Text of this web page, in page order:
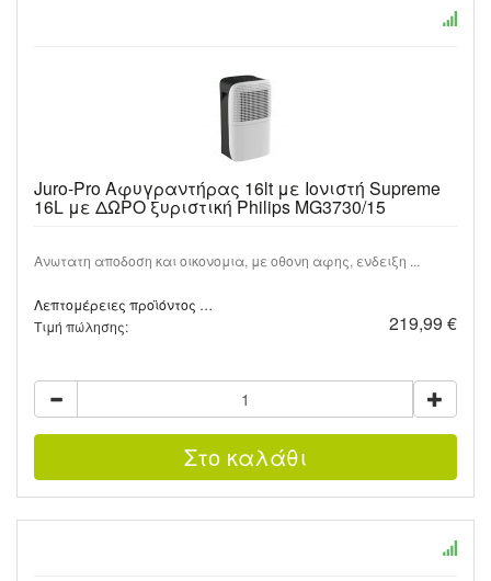
Juro-Pro Αφυγραντήρας 16lt με Ιονιστή Supreme
16L με ΔΩΡΟ ξυριστική Philips MG3730/15
Ανωτατη αποδοση και οικονομια, με οθονη αφης, ενδειξη ...
Λεπτομέρειες προϊόντος …
Τιμή πώλησης:
219,99 €